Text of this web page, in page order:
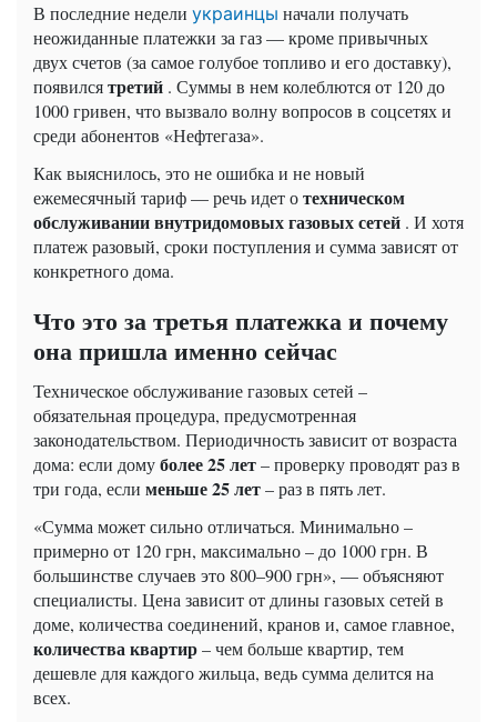
В последние недели украинцы начали получать
неожиданные платежки за газ — кроме привычных
двух счетов (за самое голубое топливо и его доставку),
появилсятретий . Суммы в нем колеблются от 120 до
1000 гривен, что вызвало волну вопросов в соцсетях и
среди абонентов «Нефтегаза».
Как выяснилось, это не ошибка и не новый
ежемесячный тариф — речь идет отехническом
обслуживании внутридомовых газовых сетей . И хотя
платеж разовый, сроки поступления и сумма зависят от
конкретного дома.
Что это за третья платежка и почему
она пришла именно сейчас
Техническое обслуживание газовых сетей –
обязательная процедура, предусмотренная
законодательством. Периодичность зависит от возраста
дома: если домуболее 25 лет– проверку проводят раз в
три года, если меньше 25 лет– раз в пять лет.
«Сумма может сильно отличаться. Минимально –
примерно от 120 грн, максимально – до 1000 грн. В
большинстве случаев это 800–900 грн», — объясняют
специалисты. Цена зависит от длины газовых сетей в
доме, количества соединений, кранов и, самое главное,
количества квартир– чем больше квартир, тем
дешевле для каждого жильца, ведь сумма делится на
всех.